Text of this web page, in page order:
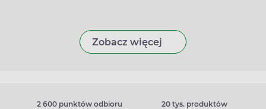
Zobacz więcej
2 600 punktów odbioru 20 tys. produktów